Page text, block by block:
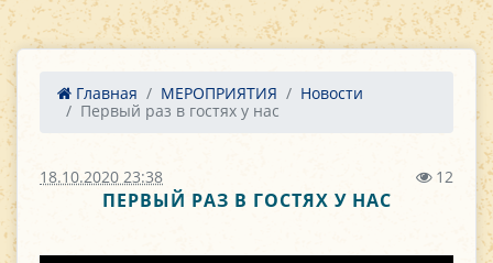
Главная МЕРОПРИЯТИЯ
Новости
Первый раз в гостях у нас
18.10.2020 23:38 12
ПЕРВЫЙ РАЗ В ГОСТЯХ У НАС